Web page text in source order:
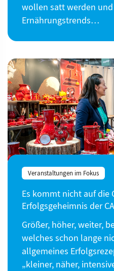
wollen satt werden
Ernährungstrends…
Veranstaltungen im Fokus
Es kommt nicht auf die
Erfolgsgeheimnis der
Größer, höher, weiter,
welches schon lange
allgemeines
„kleiner, näher,